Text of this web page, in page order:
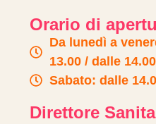
Orario di
Da lunedì a
13.00 / dalle
Sabato: dalle
Direttore